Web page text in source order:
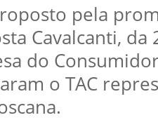
pela
Cavalcanti,
do
o TAC